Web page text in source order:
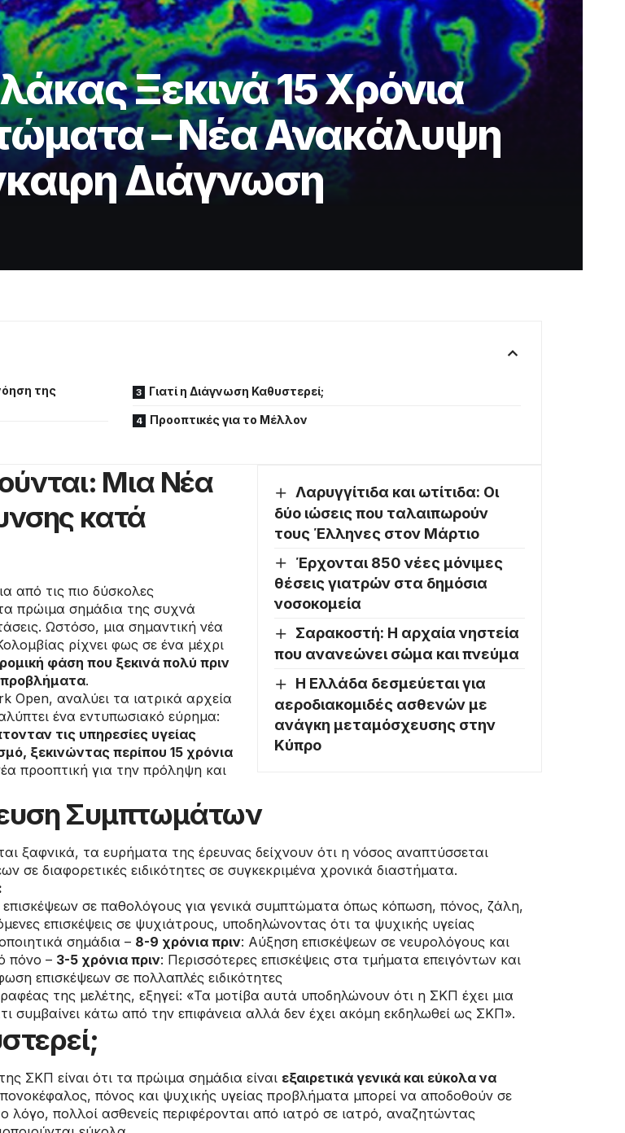
Ξεκινά 15 Χρόνια
– Νέα Ανακάλυψη
Διάγνωση
της
Γιατί η Διάγνωση Καθυστερεί;
Προοπτικές για το Μέλλον
Λαρυγγίτιδα και ωτίτιδα: Οι
δύο ιώσεις που ταλαιπωρούν
τους Έλληνες στον Μάρτιο
Έρχονται 850 νέες μόνιμες
θέσεις γιατρών στα δημόσια
νοσοκομεία
Σαρακοστή: Η αρχαία νηστεία
που ανανεώνει σώμα και πνεύμα
Η Ελλάδα δεσμεύεται για
αεροδιακομιδές ασθενών με
ανάγκη μεταμόσχευσης στην
Κύπρο
Μια Νέα
κατά
από τις πιο δύσκολες
πρώιμα σημάδια της συχνά
Ωστόσο, μια σημαντική νέα
ρίχνει φως σε ένα μέχρι
φάση που ξεκινά πολύ πριν
προβλήματα.
Open, αναλύει τα ιατρικά αρχεία
ένα εντυπωσιακό εύρημα:
τις υπηρεσίες υγείας
ξεκινώντας περίπου 15 χρόνια
προοπτική για την πρόληψη και
Συμπτωμάτων
ξαφνικά, τα ευρήματα της έρευνας δείχνουν ότι η νόσος αναπτύσσεται
σε διαφορετικές ειδικότητες σε συγκεκριμένα χρονικά διαστήματα.
σε παθολόγους για γενικά συμπτώματα όπως κόπωση, πόνος, ζάλη,
επισκέψεις σε ψυχιάτρους, υποδηλώνοντας ότι τα ψυχικής υγείας
σημάδια – 8-9 χρόνια πριν: Αύξηση επισκέψεων σε νευρολόγους και
πόνο – 3-5 χρόνια πριν: Περισσότερες επισκέψεις στα τμήματα επειγόντων και
επισκέψεων σε πολλαπλές ειδικότητες
της μελέτης, εξηγεί: «Τα μοτίβα αυτά υποδηλώνουν ότι η ΣΚΠ έχει μια
συμβαίνει κάτω από την επιφάνεια αλλά δεν έχει ακόμη εκδηλωθεί ως ΣΚΠ».
ΣΚΠ είναι ότι τα πρώιμα σημάδια είναι εξαιρετικά γενικά και εύκολα να
πόνος και ψυχικής υγείας προβλήματα μπορεί να αποδοθούν σε
πολλοί ασθενείς περιφέρονται από ιατρό σε ιατρό, αναζητώντας